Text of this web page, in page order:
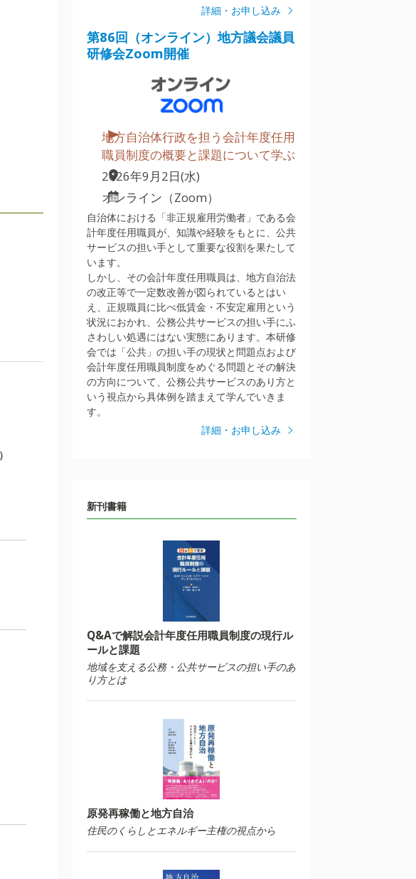
詳細・お申し込み
第86回（オンライン）地方議会議員
研修会Zoom開催
地方自治体行政を担う会計年度任用
職員制度の概要と課題について学ぶ
2026年9月2日(水)
オンライン（Zoom）
自治体における「非正規雇用労働者」である会
計年度任用職員が、知識や経験をもとに、公共
サービスの担い手として重要な役割を果たして
います。
しかし、その会計年度任用職員は、地方自治法
の改正等で一定数改善が図られているとはい
え、正規職員に比べ低賃金・不安定雇用という
状況におかれ、公務公共サービスの担い手にふ
さわしい処遇にはない実態にあります。本研修
会では「公共」の担い手の現状と問題点および
会計年度任用職員制度をめぐる問題とその解決
の方向について、公務公共サービスのあり方と
いう視点から具体例を踏まえて学んでいきま
す。
詳細・お申し込み
新刊書籍
Q&Aで解説会計年度任用職員制度の現行ル
ールと課題
地域を支える公務・公共サービスの担い手のあ
り方とは
原発再稼働と地方自治
住民のくらしとエネルギー主権の視点から